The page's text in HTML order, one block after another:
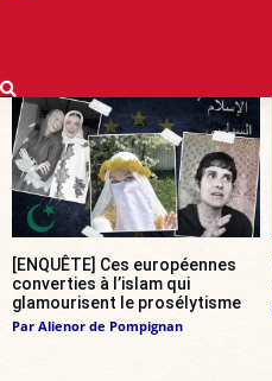
[ENQUÊTE] Ces européennes
converties à l’islam qui
glamourisent le prosélytisme
Par Alienor de Pompignan